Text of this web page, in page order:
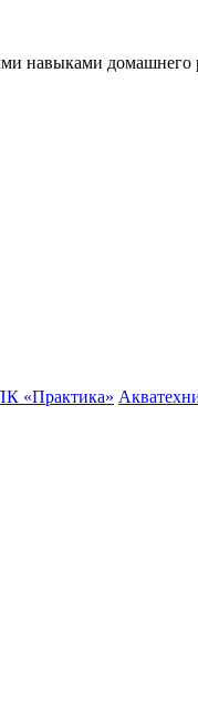
навыками домашнего
«Практика»